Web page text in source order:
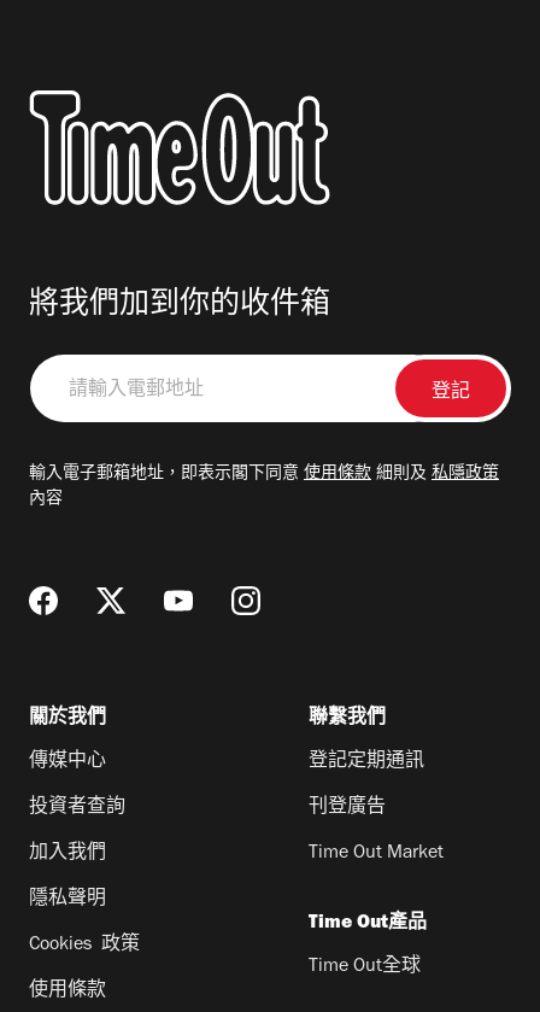
將我們加到你的收件箱
請
輸
郵
輸入電子郵箱地址，即表示閣下同意 使用條款 細則及 私隱政策
內容
關於我們
傳媒中心
投資者查詢
加入我們
隱私聲明
Cookies 政策
使用條款
聯繫我們
登記定期通訊
刊登廣告
Time Out Market
Time Out產品
Time Out全球